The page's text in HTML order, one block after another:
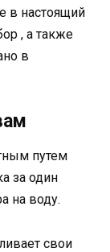
в настоящий
, а также
в
путем
за один
на воду.
свои